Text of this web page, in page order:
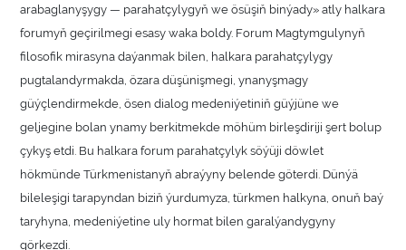
arabaglanyşygy — parahatçylygyň we ösüşiň binýady» atly halkara
forumyň geçirilmegi esasy waka boldy. Forum Magtymgulynyň
filosofik mirasyna daýanmak bilen, halkara parahatçylygy
pugtalandyrmakda, özara düşünişmegi, ynanyşmagy
güýçlendirmekde, ösen dialog medeniýetiniň güýjüne we
geljegine bolan ynamy berkitmekde möhüm birleşdiriji şert bolup
çykyş etdi. Bu halkara forum parahatçylyk söýüji döwlet
hökmünde Türkmenistanyň abraýyny belende göterdi. Dünýä
bileleşigi tarapyndan biziň ýurdumyza, türkmen halkyna, onuň baý
taryhyna, medeniýetine uly hormat bilen garalýandygyny
görkezdi.